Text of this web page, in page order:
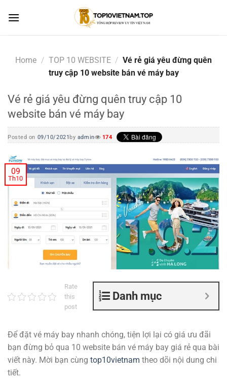
Home / TOP 10 WEBSITE / Vé rẻ giá yêu đừng quên
truy cập 10 website bán vé máy bay
Vé rẻ giá yêu đừng quên truy cập 10
website bán vé máy bay
Posted on 09/10/2021 by admin 174
09
Th10
Danh mục
Rate
this
post
Để đặt vé máy bay nhanh chóng, tiện lợi lại có giá ưu đãi
bạn đừng bỏ qua 10 website bán vé máy bay giá rẻ qua bài
viết này. Mời bạn cùng top10vietnam theo dõi nội dung chi
tiết.